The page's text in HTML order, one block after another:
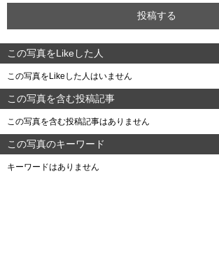
この写真をLikeした人
この写真をLikeした人はいません
この写真を含む投稿記事
この写真を含む投稿記事はありません
この写真のキーワード
キーワードはありません